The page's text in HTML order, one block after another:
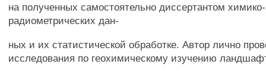
на полученных самостоятельно диссертантом
радиометрических дан-
ных и их статистической обработке. Автор лично
исследования по геохимическому изучению